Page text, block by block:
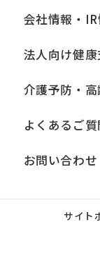
日
考
別
退会
提
出
限
会社情報・
法人向け健
介護予防・
よくあるご質
お問い合わせ
サイト